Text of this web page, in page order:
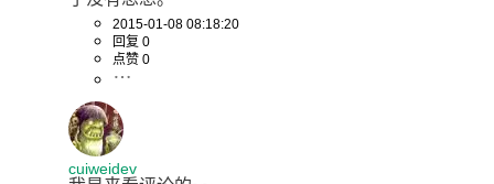
2015-01-08 08:18:20
回复 0
点赞 0
cuiweidev